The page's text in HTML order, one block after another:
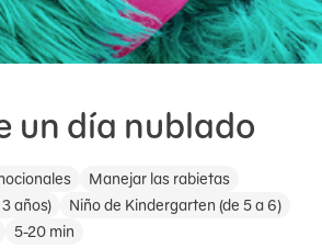
un día nublado
Manejar las rabietas
años)
Niño de Kindergarten (de 5 a 6)
5-20 min